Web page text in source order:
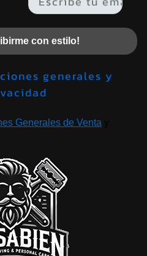
con estilo!
y
Generales de Venta